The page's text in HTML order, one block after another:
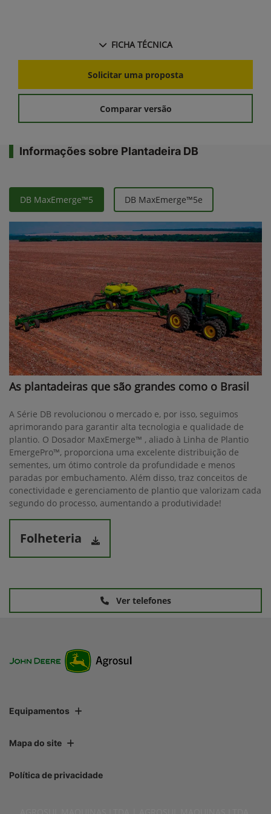
FICHA TÉCNICA
Solicitar uma proposta
Comparar versão
Informações sobre Plantadeira DB
DB MaxEmerge™5 DB MaxEmerge™5e
As plantadeiras que são grandes como o Brasil
A Série DB revolucionou o mercado e, por isso, seguimos
aprimorando para garantir alta tecnologia e qualidade de
plantio. O Dosador MaxEmerge™ , aliado à Linha de Plantio
EmergePro™, proporciona uma excelente distribuição de
sementes, um ótimo controle da profundidade e menos
paradas por embuchamento. Além disso, traz conceitos de
conectividade e gerenciamento de plantio que valorizam cada
segundo do processo, aumentando a produtividade!
Folheteria
Ver telefones
Equipamentos
Mapa do site
Política de privacidade